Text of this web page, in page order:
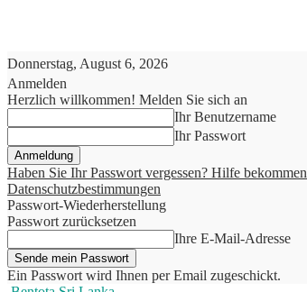
Donnerstag, August 6, 2026
Anmelden
Herzlich willkommen! Melden Sie sich an
Ihr Benutzername
Ihr Passwort
Haben Sie Ihr Passwort vergessen? Hilfe bekommen
Datenschutzbestimmungen
Passwort-Wiederherstellung
Passwort zurücksetzen
Ihre E-Mail-Adresse
Ein Passwort wird Ihnen per Email zugeschickt.